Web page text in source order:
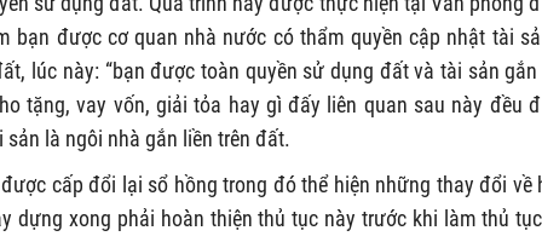
được cơ quan nhà nước có thẩm quyền cập nhật tài
lúc này: “bạn được toàn quyền sử dụng đất và tài sản
tặng, vay vốn, giải tỏa hay gì đấy liên quan sau này đều
là ngôi nhà gắn liền trên đất.
cấp đổi lại sổ hồng trong đó thể hiện những thay đổi về
dựng xong phải hoàn thiện thủ tục này trước khi làm thủ